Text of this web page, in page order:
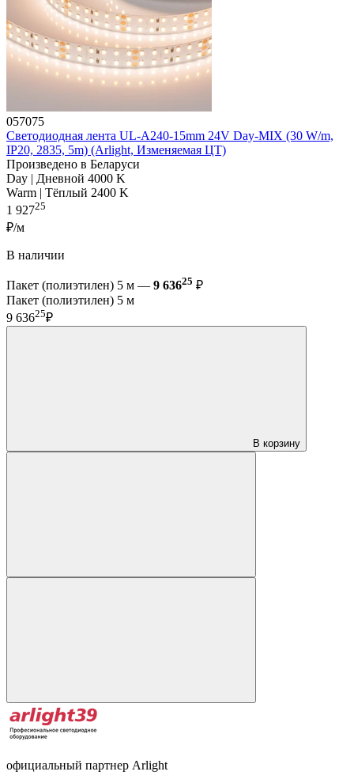
057075
Светодиодная лента UL-A240-15mm 24V Day-MIX (30 W/m,
IP20, 2835, 5m) (Arlight, Изменяемая ЦТ)
Произведено в Беларуси
Day | Дневной 4000 K
Warm | Тёплый 2400 K
1 92725
₽/м
В наличии
Пакет (полиэтилен) 5 м — 9 63625 ₽
Пакет (полиэтилен) 5 м
9 63625₽
В корзину
официальный партнер Arlight